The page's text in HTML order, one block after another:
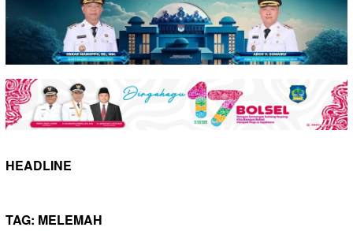
HEADLINE
TAG: MELEMAH